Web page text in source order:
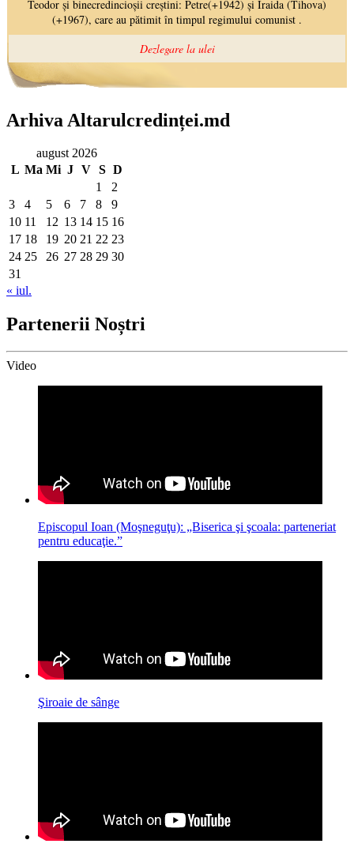
Arhiva Altarulcredinței.md
august 2026
L Ma Mi J V S D
1
2
3
4 5 6 7 8
9
10 11 12 13 14 15 16
17 18 19 20 21 22 23
24 25 26 27 28 29 30
31
« iul.
Partenerii Noștri
Video
Episcopul Ioan (Moşneguţu): „Biserica şi şcoala: parteneriat
pentru educaţie.”
Şiroaie de sânge